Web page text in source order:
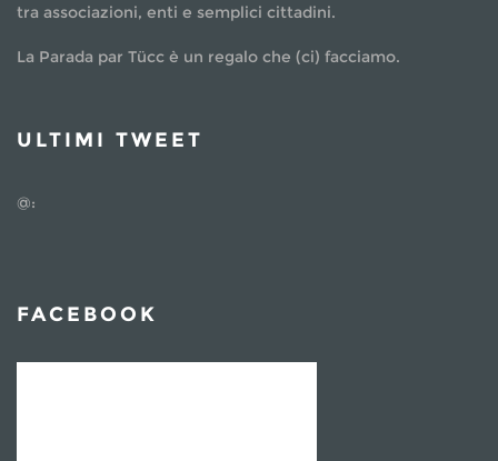
tra associazioni, enti e semplici cittadini.
La Parada par Tücc è un regalo che (ci) facciamo.
ULTIMI TWEET
@:
FACEBOOK